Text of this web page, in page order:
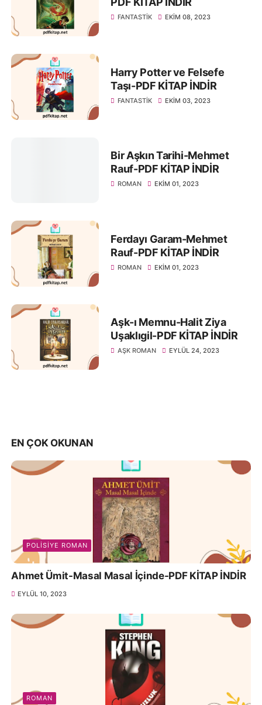
FANTASTIK EKIM 08, 2023
Harry Potter ve Felsefe
Taşı-PDF KİTAP İNDİR
FANTASTIK EKIM 03, 2023
Bir Aşkın Tarihi-Mehmet
Rauf-PDF KİTAP İNDİR
ROMAN EKIM 01, 2023
Ferdayı Garam-Mehmet
Rauf-PDF KİTAP İNDİR
ROMAN EKIM 01, 2023
Aşk-ı Memnu-Halit Ziya
Uşaklıgil-PDF KİTAP İNDİR
AŞK ROMAN EYLÜL 24, 2023
EN ÇOK OKUNAN
POLISIYE ROMAN
Ahmet Ümit-Masal Masal İçinde-PDF KİTAP İNDİR
EYLÜL 10, 2023
ROMAN